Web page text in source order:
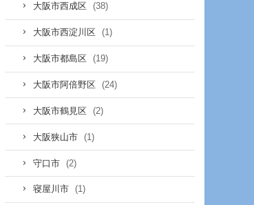
大阪市西成区 (38)
大阪市西淀川区 (1)
大阪市都島区 (19)
大阪市阿倍野区 (24)
大阪市鶴見区 (2)
大阪狭山市 (1)
守口市 (2)
寝屋川市 (1)